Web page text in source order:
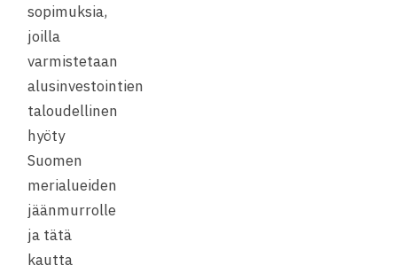
sopimuksia,
joilla
varmistetaan
alusinvestointien
taloudellinen
hyöty
Suomen
merialueiden
jäänmurrolle
ja tätä
kautta